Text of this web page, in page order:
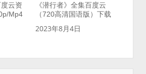
云资
Mp4
《潜行者》全集百度云
（720高清国语版）下载
2023年8月4日